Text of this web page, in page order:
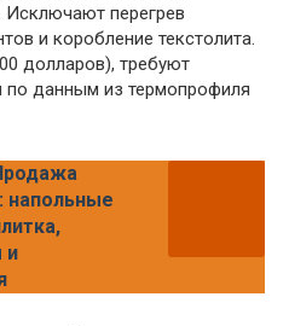
Исключают перегрев
и коробление текстолита.
долларов), требуют
по данным из термопрофиля
напольные
и